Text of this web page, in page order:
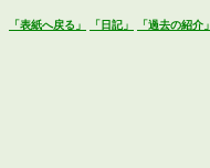
「表紙へ戻る」 「日記」 「過去の紹介」